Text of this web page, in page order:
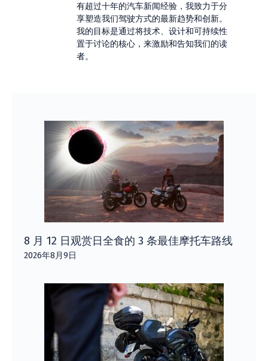
有超过十年的汽车新闻经验，我致力于分
享塑造我们驾驶方式的最新趋势和创新。
我的目标是通过将技术、设计和可持续性
置于讨论的核心，来激励和告知我们的读
者。
8 月 12 日观赏日全食的 3 条最佳摩托车路线
2026年8月9日